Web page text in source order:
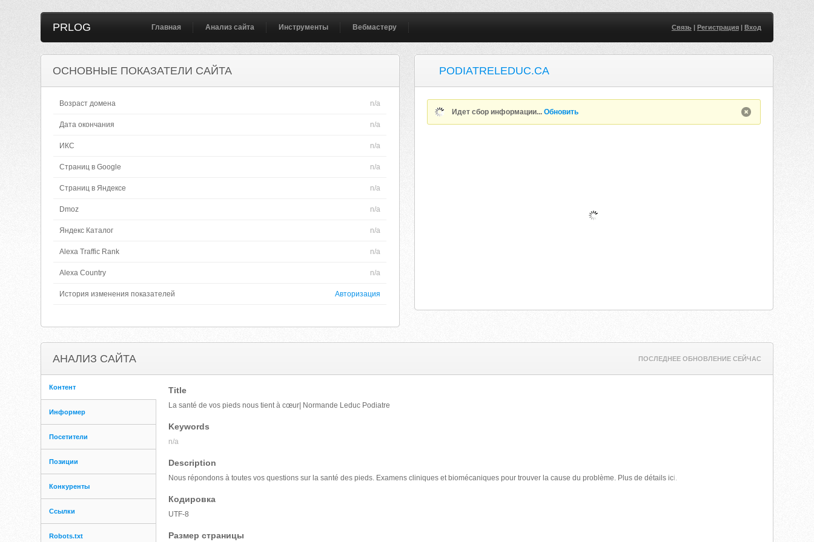
PRLOG Главная Анализ сайта Инструменты Вебмастеру Связь| Регистрация| Вход
ОСНОВНЫЕ ПОКАЗАТЕЛИ САЙТА
Возраст домена n/a
Дата окончания n/a
ИКС n/a
Страниц в Google n/a
Страниц в Яндексе n/a
Dmoz n/a
Яндекс Каталог n/a
Alexa Traffic Rank n/a
Alexa Country n/a
История изменения показателей Авторизация
PODIATRELEDUC.CA
Идет сбор информации...Обновить
АНАЛИЗ САЙТА ПОСЛЕДНЕЕ ОБНОВЛЕНИЕ СЕЙЧАС
Контент
Информер
Посетители
Позиции
Конкуренты
Ссылки
Robots.txt
Title
La santé de vos pieds nous tient à cœur| Normande Leduc Podiatre
Keywords
n/a
Description
Nous répondons à toutes vos questions sur la santé des pieds. Examens cliniques et biomécaniques pour trouver la cause du problème. Plus de détails ici.
Кодировка
UTF-8
Размер страницы